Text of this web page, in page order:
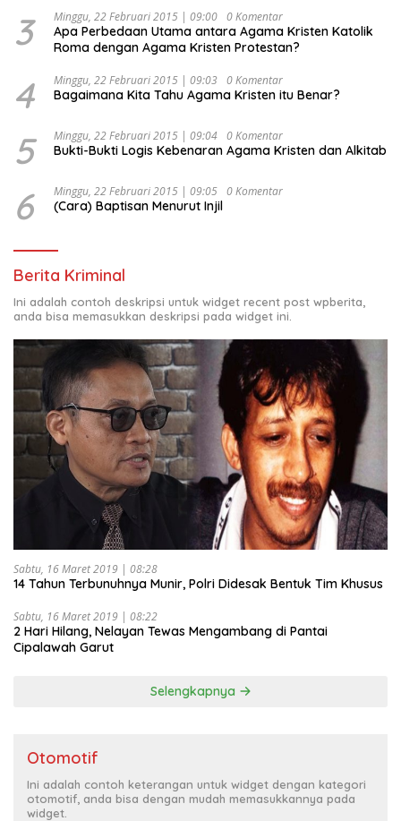
Indonesia Emas 2045”,
3 Minggu, 22 Februari 2015 | 09:00 0 Komentar
Apa Perbedaan Utama antara Agama Kristen Katolik
Roma dengan Agama Kristen Protestan?
4 Minggu, 22 Februari 2015 | 09:03 0 Komentar
Bagaimana Kita Tahu Agama Kristen itu Benar?
5 Minggu, 22 Februari 2015 | 09:04 0 Komentar
Bukti-Bukti Logis Kebenaran Agama Kristen dan Alkitab
6 Minggu, 22 Februari 2015 | 09:05 0 Komentar
(Cara) Baptisan Menurut Injil
Berita Kriminal
Ini adalah contoh deskripsi untuk widget recent post wpberita,
anda bisa memasukkan deskripsi pada widget ini.
Sabtu, 16 Maret 2019 | 08:28
14 Tahun Terbunuhnya Munir, Polri Didesak Bentuk Tim Khusus
Sabtu, 16 Maret 2019 | 08:22
2 Hari Hilang, Nelayan Tewas Mengambang di Pantai
Cipalawah Garut
Selengkapnya
Otomotif
Ini adalah contoh keterangan untuk widget dengan kategori
otomotif, anda bisa dengan mudah memasukkannya pada
widget.